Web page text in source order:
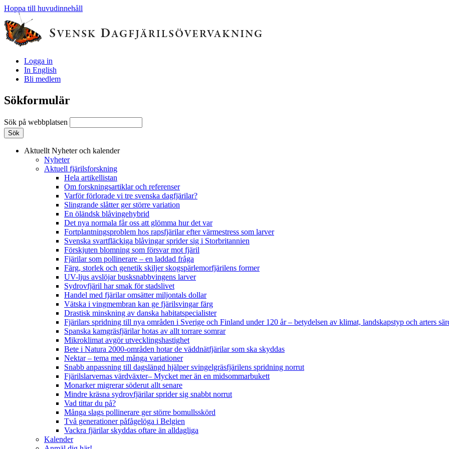
Hoppa till huvudinnehåll
Logga in
In English
Bli medlem
Sökformulär
Sök på webbplatsen
Aktuellt Nyheter och kalender
Nyheter
Aktuell fjärilsforskning
Hela artikellistan
Om forskningsartiklar och referenser
Varför förlorade vi tre svenska dagfjärilar?
Slingrande slåtter ger större variation
En öländsk blåvingehybrid
Det nya normala får oss att glömma hur det var
Fortplantningsproblem hos rapsfjärilar efter värmestress som larver
Svenska svartfläckiga blåvingar sprider sig i Storbritannien
Förskjuten blomning som försvar mot fjäril
Fjärilar som pollinerare – en laddad fråga
Färg, storlek och genetik skiljer skogspärlemorfjärilens former
UV-ljus avslöjar busksnabbvingens larver
Sydrovfjäril har smak för stadslivet
Handel med fjärilar omsätter miljontals dollar
Vätska i vingmembran kan ge fjärilsvingar färg
Drastisk minskning av danska habitatspecialister
Fjärilars spridning till nya områden i Sverige och Finland under 120 år– betydelsen av klimat, landskapstyp och arters
Spanska kamgräsfjärilar hotas av allt torrare somrar
Mikroklimat avgör utvecklingshastighet
Bete i Natura 2000-områden hotar de väddnätfjärilar som ska skyddas
Nektar – tema med många variationer
Snabb anpassning till dagslängd hjälper svingelgräsfjärilens spridning norrut
Fjärilslarvernas värdväxter– Mycket mer än en midsommarbukett
Monarker migrerar söderut allt senare
Mindre kräsna sydrovfjärilar sprider sig snabbt norrut
Vad tittar du på?
Många slags pollinerare ger större bomullsskörd
Två generationer påfågelöga i Belgien
Vackra fjärilar skyddas oftare än alldagliga
Kalender